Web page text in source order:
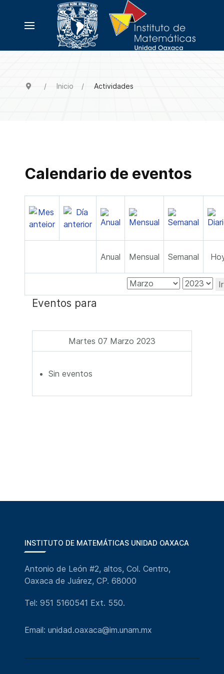
Inicio Actividades
Calendario de eventos
Anual Mensual Semanal
Eventos para
Martes 07 Marzo 2023
Sin eventos
INSTITUTO DE MATEMÁTICAS UNIDAD OAXACA
Antonio de León #2, altos, Col. Centro,
Oaxaca de Juárez, CP. 68000
Tel: 951 5160541 Ext. 550.
Email: unidad.oaxaca@im.unam.mx